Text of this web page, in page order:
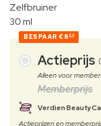
Zelfbruiner
30 ml
BESPAAR €8 64
Actieprijs
Alleen voor
Memberprijs
Verdien
Actieprijzen en